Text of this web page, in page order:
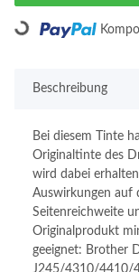
Loading...
Beschreibung
Bei diesem Tinte
Originaltinte des
wird dabei
Auswirkungen auf
Seitenreichweite
Originalprodukt
geeignet: Brother
J245/4310/4410/